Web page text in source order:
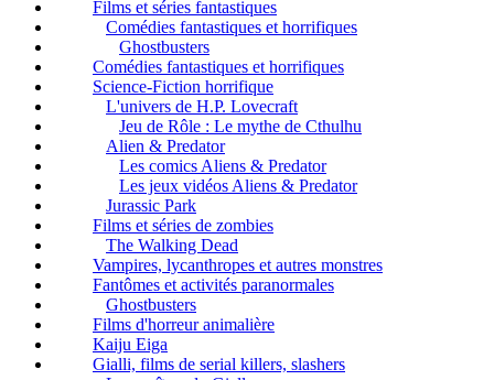
Films et séries fantastiques
Comédies fantastiques et horrifiques
Ghostbusters
Comédies fantastiques et horrifiques
Science-Fiction horrifique
L'univers de H.P. Lovecraft
Jeu de Rôle : Le mythe de Cthulhu
Alien & Predator
Les comics Aliens & Predator
Les jeux vidéos Aliens & Predator
Jurassic Park
Films et séries de zombies
The Walking Dead
Vampires, lycanthropes et autres monstres
Fantômes et activités paranormales
Ghostbusters
Films d'horreur animalière
Kaiju Eiga
Gialli, films de serial killers, slashers